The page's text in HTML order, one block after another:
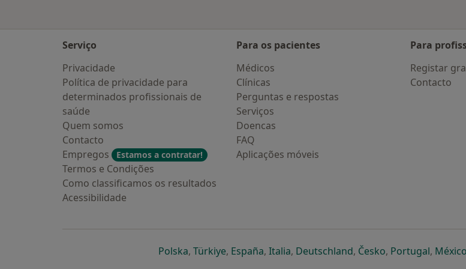
Serviço
Privacidade
Política de privacidade para
determinados profissionais de
saúde
Quem somos
Contacto
Empregos
Estamos a contratar!
Termos e Condições
Como classificamos os resultados
Acessibilidade
Para os pacientes
Médicos
Clínicas
Perguntas e respostas
Serviços
Doencas
FAQ
Aplicações móveis
Para
Registar
Contacto
Polskaabre num novo separador
, Türkiyeabre num novo separador
, Españaabre num novo separador
, Italiaabre num novo separador
, Deutschlandabre num novo
, Českoabre num novo
, Portugalabre
, México